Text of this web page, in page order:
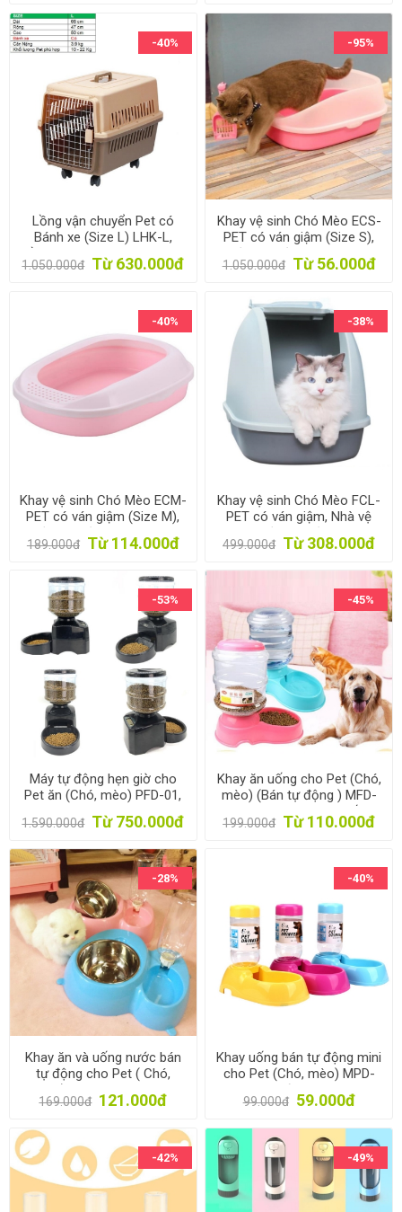
-40%
Lồng vận chuyển Pet có
Bánh xe (Size L) LHK-L,
Lồng hàng không cho Chó,
Mèo, Thú cưng 10-22 kg
1.050.000đ Từ 630.000đ
-95%
Khay vệ sinh Chó Mèo ECS-
PET có ván giậm (Size S),
Chậu cát vệ sinh Thú cưng
Vật nuôi
1.050.000đ Từ 56.000đ
-40%
Khay vệ sinh Chó Mèo ECM-
PET có ván giậm (Size M),
Chậu cát vệ sinh Thú cưng
Vật nuôi
189.000đ Từ 114.000đ
-38%
Khay vệ sinh Chó Mèo FCL-
PET có ván giậm, Nhà vệ
sinh, Chậu cát vệ sinh Thú
cưng Vật nuôi
499.000đ Từ 308.000đ
-53%
Máy tự động hẹn giờ cho
Pet ăn (Chó, mèo) PFD-01,
Máy cho chó ăn 3 bữa, bình
chứa 5.5 lit
1.590.000đ Từ 750.000đ
-45%
Khay ăn uống cho Pet (Chó,
mèo) (Bán tự động ) MFD-
01, Máng ăn, bát ăn uống
cho pet
199.000đ Từ 110.000đ
-28%
Khay ăn và uống nước bán
tự động cho Pet ( Chó,
mèo) MPD-02, Máng ăn
uống, bát ăn cho chó mèo
169.000đ 121.000đ
-40%
Khay uống bán tự động mini
cho Pet (Chó, mèo) MPD-
10, Khay nước cho chó mèo
99.000đ 59.000đ
-42% -49%